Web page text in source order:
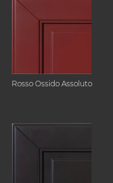
Rosso Ossido Assoluto